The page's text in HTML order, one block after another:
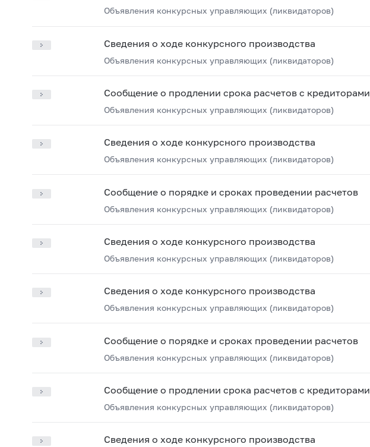
Объявления конкурсных управляющих (ликвидаторов)
Сведения о ходе конкурсного производства
Объявления конкурсных управляющих (ликвидаторов)
Сообщение о продлении срока расчетов с кредиторами
Объявления конкурсных управляющих (ликвидаторов)
Сведения о ходе конкурсного производства
Объявления конкурсных управляющих (ликвидаторов)
Сообщение о порядке и сроках проведении расчетов
Объявления конкурсных управляющих (ликвидаторов)
Сведения о ходе конкурсного производства
Объявления конкурсных управляющих (ликвидаторов)
Сведения о ходе конкурсного производства
Объявления конкурсных управляющих (ликвидаторов)
Сообщение о порядке и сроках проведении расчетов
Объявления конкурсных управляющих (ликвидаторов)
Сообщение о продлении срока расчетов с кредиторами
Объявления конкурсных управляющих (ликвидаторов)
Сведения о ходе конкурсного производства